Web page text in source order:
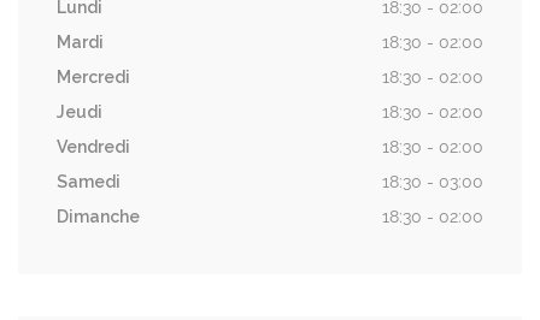
Lundi
18:30 - 02:00
Mardi
18:30 - 02:00
Mercredi
18:30 - 02:00
Jeudi
18:30 - 02:00
Vendredi
18:30 - 02:00
Samedi
18:30 - 03:00
Dimanche
18:30 - 02:00